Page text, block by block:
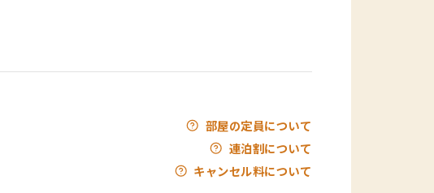
部屋の定員について
連泊割について
キャンセル料について